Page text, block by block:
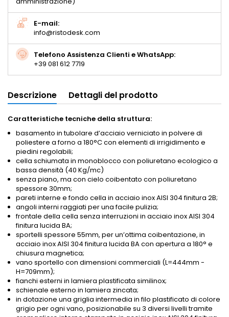
E-mail:
info@ristodesk.com
Telefono Assistenza Clienti e WhatsApp:
+39 081 612 7719
Descrizione Dettagli del prodotto
Caratteristiche tecniche della struttura:
basamento in tubolare d’acciaio verniciato in polvere di
poliestere a forno a 180°C con elementi di irrigidimento e
piedini regolabili;
cella schiumata in monoblocco con poliuretano ecologico a
bassa densità (40 Kg/mc)
senza piano, ma con cielo coibentato con poliuretano
spessore 30mm;
pareti interne e fondo cella in acciaio inox AISI 304 finitura 2B;
angoli interni raggiati per una facile pulizia;
frontale della cella senza interruzioni in acciaio inox AISI 304
finitura lucida BA;
sportelli spessore 55mm, per un’ottima coibentazione, in
acciaio inox AISI 304 finitura lucida BA con apertura a 180° e
chiusura magnetica;
vano sportello con dimensioni commerciali (L=444mm -
H=709mm);
fianchi esterni in lamiera plastificata similinox;
schienale esterno in lamiera zincata;
in dotazione una griglia intermedia in filo plastificato di colore
grigio per ogni vano, posizionabile su 3 diversi livelli tramite